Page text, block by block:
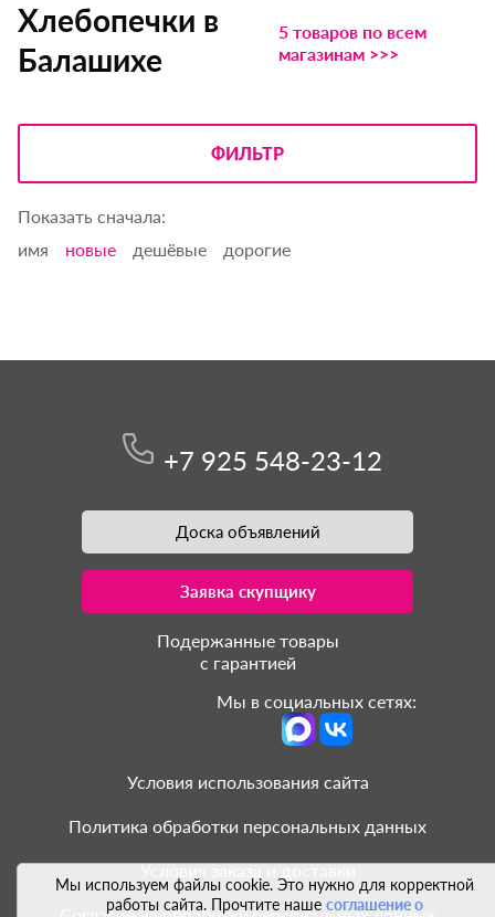
Хлебопечки в
Балашихе
5 товаров по всем
магазинам >>>
ФИЛЬТР
Показать сначала:
имя
новые дешёвые дорогие
Мы используем файлы cookie. Это нужно для корректной
работы сайта. Прочтите наше соглашение о
+7 925 548-23-12
Доска объявлений
Заявка скупщику
Подержанные товары
с гарантией
Мы в социальных сетях:
Условия использования сайта
Политика обработки персональных данных
Условия заказа и доставки